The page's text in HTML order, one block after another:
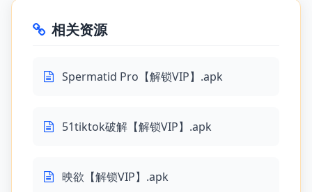
相关资源
Spermatid Pro【解锁VIP】.apk
51tiktok破解【解锁VIP】.apk
映欲【解锁VIP】.apk